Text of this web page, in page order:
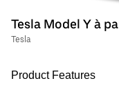
Tesla Model Y à
Tesla
Product Features